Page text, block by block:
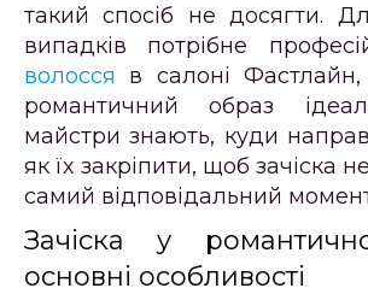
такий спосіб не досягти.
випадків потрібне
волосся в салоні
романтичний образ
майстри знають, куди
як їх закріпити, щоб зачіска
самий відповідальний
Зачіска у
основні особливості